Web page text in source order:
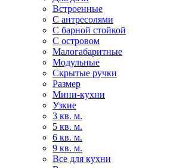
Встроенные
С антресолями
С барной стойкой
С островом
Малогабаритные
Модульные
Скрытые ручки
Размер
Мини-кухни
Узкие
3 кв. м.
5 кв. м.
6 кв. м.
9 кв. м.
Все для кухни